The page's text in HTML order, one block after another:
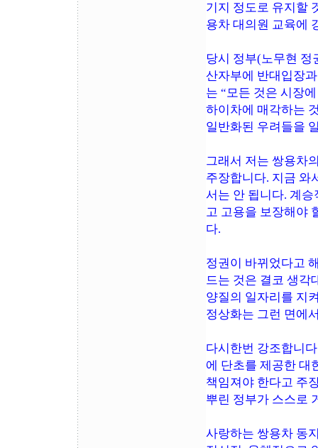
기지 정도로 유지할
용차 대의원 교육에
당시 정부(노무현 정
산자부에 반대입장
는 “모든 것은 시장
하이차에 매각하는
일반화된 우려들을
그래서 저는 쌍용차
주장합니다. 지금 와
서는 안 됩니다. 계
고 고용을 보장해야
다.
정권이 바뀌었다고
드는 것은 결코 생각
양질의 일자리를 지
정상화는 그런 면에
다시한번 강조합니
에 단초를 제공한 대
책임져야 한다고 주
뿌린 정부가 스스로
사랑하는 쌍용차 동